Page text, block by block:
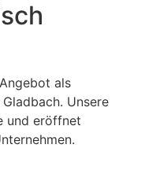
als
Unsere
und eröffnet